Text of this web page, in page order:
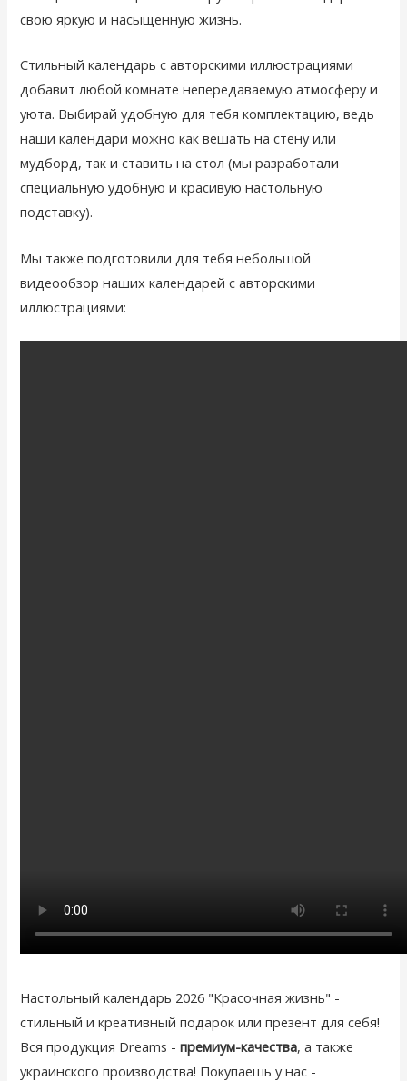
свою яркую и насыщенную жизнь.
Стильный календарь с авторскими иллюстрациями
добавит любой комнате непередаваемую атмосферу и
уюта. Выбирай удобную для тебя комплектацию, ведь
наши календари можно как вешать на стену или
мудборд, так и ставить на стол (мы разработали
специальную удобную и красивую настольную
подставку).
Мы также подготовили для тебя небольшой
видеообзор наших календарей с авторскими
иллюстрациями:
Настольный календарь 2026 "Красочная жизнь" -
стильный и креативный подарок или презент для себя!
Вся продукция Dreams -премиум-качества, а также
украинского производства! Покупаешь у нас -